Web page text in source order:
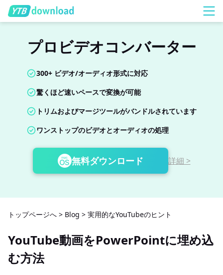
プロビデオコンバーター
300+ ビデオ/オーディオ形式に対応
驚くほど速いペースで変換が可能
トリムおよびマージツールがバンドルされています
ワンストップのビデオとオーディオの処理
無料ダウンロード 詳細 >
トップページへ > Blog > 実用的なYouTubeのヒント
YouTube動画をPowerPointに埋め込
む方法